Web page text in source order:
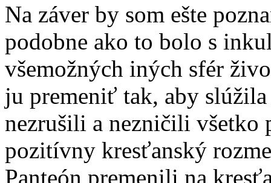
Na záver by som ešte
podobne ako to bolo s
všemožných iných sfér
ju premeniť tak, aby
nezrušili a nezničili všetko
pozitívny kresťanský
Panteón premenili na